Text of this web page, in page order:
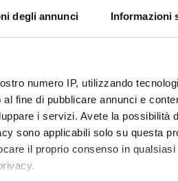
degli annunci Informazioni
numero IP, utilizzando
fine di pubblicare annunci e
i servizi. Avete la possibilità
sono applicabili solo su questa
il proprio consenso in qualsiasi